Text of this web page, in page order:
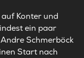
Konter und
ein paar
Schmerböck
Start nach